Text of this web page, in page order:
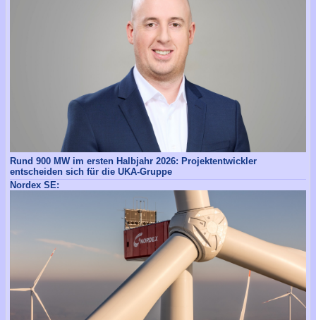
Rund 900 MW im ersten Halbjahr 2026: Projektentwickler
entscheiden sich für die UKA-Gruppe
Nordex SE: